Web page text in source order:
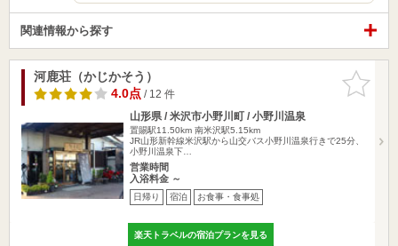
関連情報から探す
お気に入
りに追加
河鹿荘（かじかそう）
4.0点/ 12 件
山形県 / 米沢市小野川町 / 小野川温泉
置賜駅11.50km 南米沢駅5.15km
JR山形新幹線米沢駅から山交バス小野川温泉行きで25分、
小野川温泉下…
営業時間
入浴料金 ～
日帰り 宿泊 お食事・食事処
楽天トラベルの宿泊プランを見る